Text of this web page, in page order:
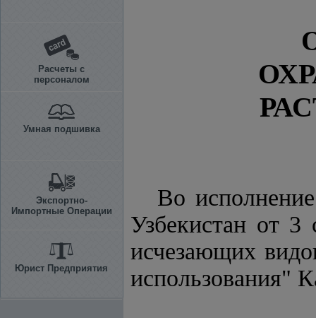
Расчеты с
персоналом
Умная подшивка
Экспортно-
Импортные Операции
Юрист Предприятия
Во
Узбекистан от
исчезающих
использования"